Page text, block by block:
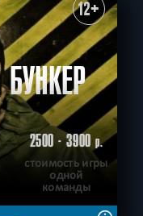
12+
2500 - 3900р.
стоимость игры
одной
команды